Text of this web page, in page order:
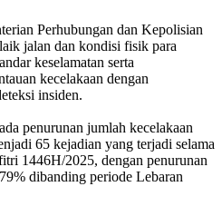
Perhubungan dan Kepolisian
jalan dan kondisi fisik para
keselamatan serta
kecelakaan dengan
insiden.
penurunan jumlah kecelakaan
65 kejadian yang terjadi selama
1446H/2025, dengan penurunan
dibanding periode Lebaran